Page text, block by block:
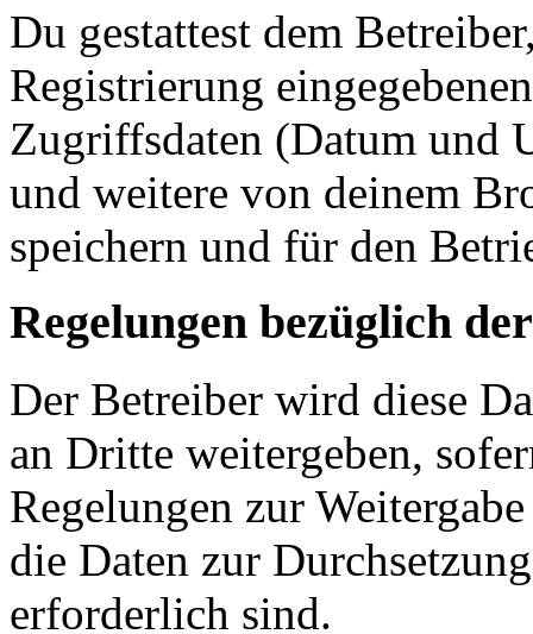
Du gestattest dem
Registrierung
Zugriffsdaten (Datum und
und weitere von deinem
speichern und für den
Regelungen bezüglich
Der Betreiber wird diese
an Dritte weitergeben,
Regelungen zur
die Daten zur
erforderlich sind.